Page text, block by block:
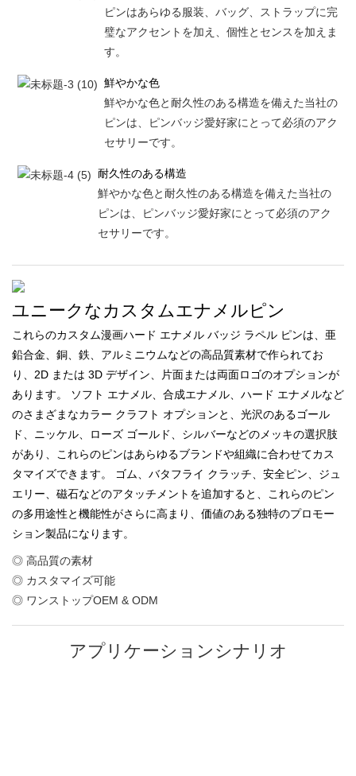
ピンはあらゆる服装、バッグ、ストラップに完
璧なアクセントを加え、個性とセンスを加えま
す。
鮮やかな色
鮮やかな色と耐久性のある構造を備えた当社の
ピンは、ピンバッジ愛好家にとって必須のアク
セサリーです。
耐久性のある構造
鮮やかな色と耐久性のある構造を備えた当社の
ピンは、ピンバッジ愛好家にとって必須のアク
セサリーです。
ユニークなカスタムエナメルピン
これらのカスタム漫画ハード エナメル バッジ ラペル ピンは、亜
鉛合金、銅、鉄、アルミニウムなどの高品質素材で作られてお
り、2D または 3D デザイン、片面または両面ロゴのオプションが
あります。 ソフト エナメル、合成エナメル、ハード エナメルなど
のさまざまなカラー クラフト オプションと、光沢のあるゴール
ド、ニッケル、ローズ ゴールド、シルバーなどのメッキの選択肢
があり、これらのピンはあらゆるブランドや組織に合わせてカス
タマイズできます。 ゴム、バタフライ クラッチ、安全ピン、ジュ
エリー、磁石などのアタッチメントを追加すると、これらのピン
の多用途性と機能性がさらに高まり、価値のある独特のプロモー
ション製品になります。
◎ 高品質の素材
◎ カスタマイズ可能
◎ ワンストップOEM & ODM
アプリケーションシナリオ